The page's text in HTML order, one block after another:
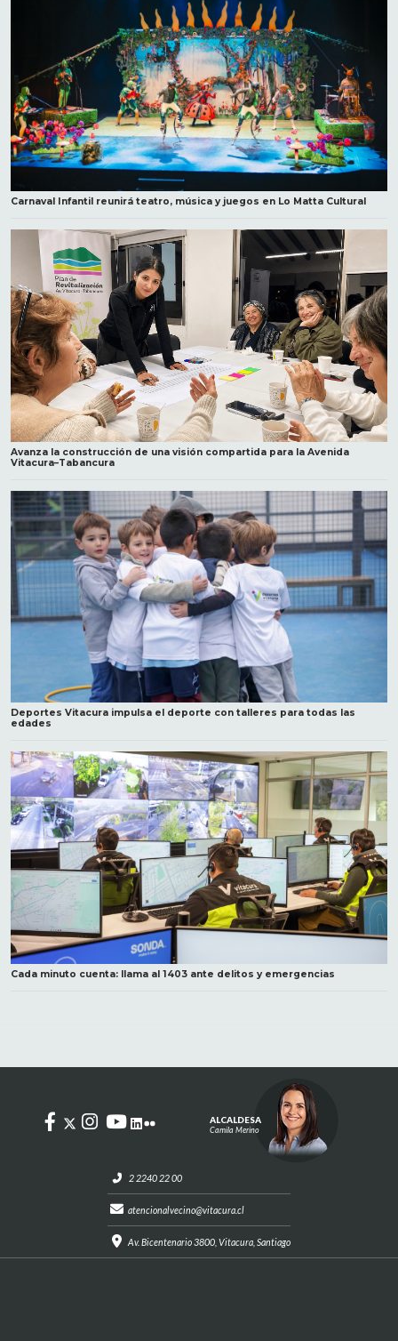
Carnaval Infantil reunirá teatro, música y juegos en Lo Matta Cultural
Avanza la construcción de una visión compartida para la Avenida
Vitacura–Tabancura
Deportes Vitacura impulsa el deporte con talleres para todas las
edades
Cada minuto cuenta: llama al 1403 ante delitos y emergencias
2 2240 22 00
atencionalvecino@vitacura.cl
Av. Bicentenario 3800, Vitacura, Santiago
ALCALDESA
Camila Merino